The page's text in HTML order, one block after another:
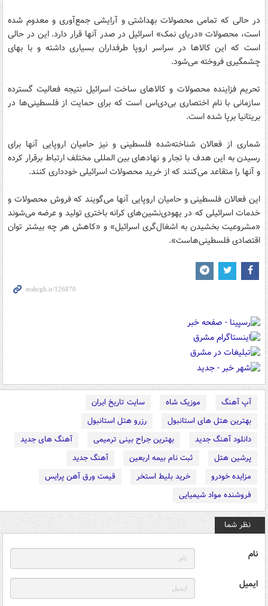
در حالی که تمامی محصولات بهداشتی و آرایشی جمع‌آوری و معدوم شده
است، محصولات «دریای نمک» اسرائیل در صدر آنها قرار دارد. این در حالی
است که این کالا‌ها در سراسر اروپا طرفداران بسیاری داشته و با بهای
چشمگیری فروخته می‌شود.
تحریم فزاینده محصولات و کالاهای ساخت اسرائیل نتیجه فعالیت گسترده
سازمانی با نام اختصاری بی‌دی‌اس است که برای حمایت از فلسطینی‌ها در
بریتانیا برپا شده است.
شماری از فعالان شناخته‌شده فلسطینی و نیز حامیان اروپایی آنها برای
رسیدن به این هدف با تجار و نهادهای بین المللی مختلف ارتباط برقرار کرده
و آنها را متقاعد می‌کنند که از خرید محصولات اسرائیلی خودداری کنند.
این فعالان فلسطینی و حامیان اروپایی آنها می‌گویند که فروش محصولات و
خدمات اسرائیلی که در یهودی‌نشین‌های کرانه باختری تولید و عرضه می‌شوند
«مشروعیت بخشیدن به اشغال‌گری اسرائیل» و «کاهش هر چه بیشتر توان
اقتصادی فلسطینی‌هاست».
آپ آهنگ موزیک شاه
سایت تاریخ ایران
بهترین هتل های استانبول
رزرو هتل استانبول
دانلود آهنگ جدید
بهترین جراح بینی ترمیمی
آهنگ های جدید
پرشین هتل
ثبت نام بیمه اربعین
آهنگ جدید
مزایده خودرو
خرید بلیط استخر
قیمت ورق آهن پرایس
فروشنده مواد شیمیایی
نظر شما
نام
ایمیل